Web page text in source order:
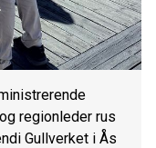
regionleder rus
Gullverket i Ås